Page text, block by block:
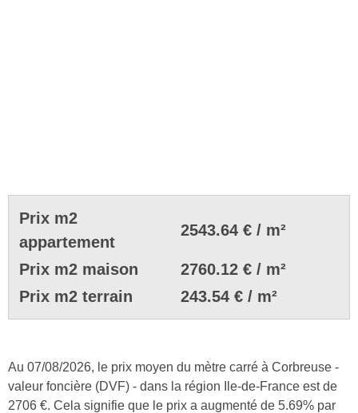
Prix m2
appartement
2543.64 € / m²
Prix m2 maison
2760.12 € / m²
Prix m2 terrain
243.54 € / m²
Au 07/08/2026, le prix moyen du mètre carré à Corbreuse -
valeur foncière (DVF) - dans la région Ile-de-France est de
2706 €. Cela signifie que le prix a augmenté de 5.69% par